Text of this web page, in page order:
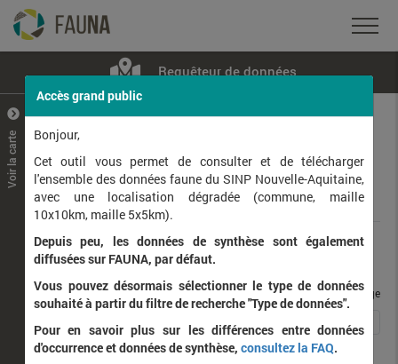
Requêteur de données
+
–
Voir la carte
Données
Rang taxonomique :
Affichage de1à 25sur 269
taxons / page
5
Accès grand public
Bonjour,
Cet outil vous permet de consulter et de télécharger
l'ensemble des données faune du SINP Nouvelle-Aquitaine,
avec une localisation dégradée (commune, maille
10x10km, maille 5x5km).
Depuis peu, les données de synthèse sont également
diffusées sur FAUNA, par défaut.
Vous pouvez désormais sélectionner le type de données
souhaité à partir du filtre de recherche "Type de données".
Pour en savoir plus sur les différences entre données
d'occurrence et données de synthèse, consultez la FAQ.